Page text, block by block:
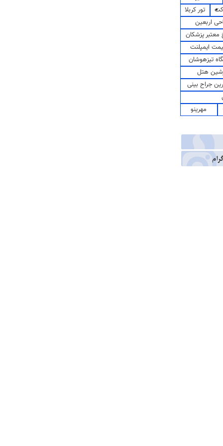
تور کربلا
اربعین
پزشکان
ایمپلنت
تیزهوشان
هتل
جراح بینی
مهرینو